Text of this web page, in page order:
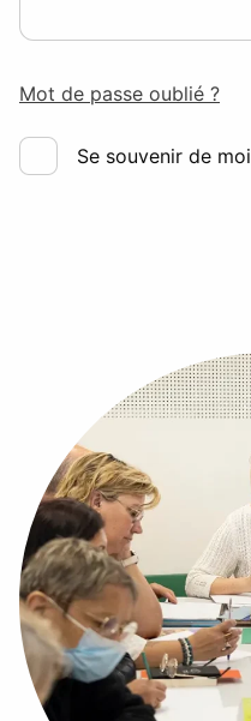
Mot de passe oublié ?
Se souvenir de moi